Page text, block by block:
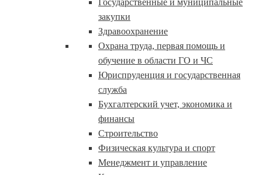
Государственные и муниципальные
закупки
Здравоохранение
Охрана труда, первая помощь и
обучение в области ГО и ЧС
Юриспруденция и государственная
служба
Бухгалтерский учет, экономика и
финансы
Строительство
Физическая культура и спорт
Менеджмент и управление